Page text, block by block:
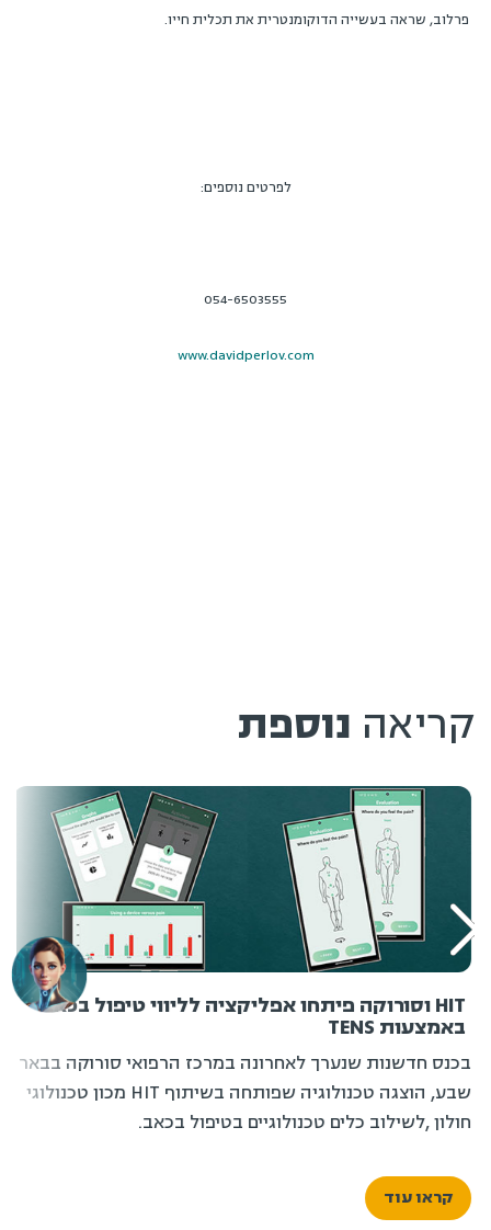
פרלוב, שראה בעשייה הדוקומנטרית את תכלית חייו.
לפרטים נוספים:
054-6503555
www.davidperlov.com
קריאה נוספת
HIT וסורוקה פיתחו אפליקציה לליווי טיפול בכאב
באמצעות TENS
בכנס חדשנות שנערך לאחרונה במרכז הרפואי סורוקה בבאר
שבע, הוצגה טכנולוגיה שפותחה בשיתוף HIT מכון טכנולוגי
חולון ,לשילוב כלים טכנולוגיים בטיפול בכאב.
קראו עוד